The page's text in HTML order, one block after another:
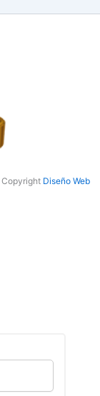
Copyright Diseño Web